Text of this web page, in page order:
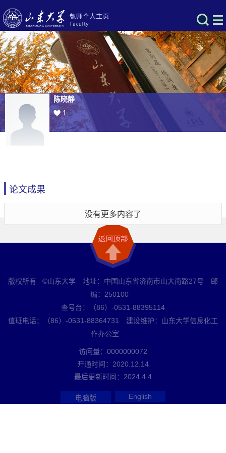
陈晓静
1
论文成果
没有更多内容了
版权所有 ©山东大学 地址：中国山东省济南市山大南路27号 邮
编：250100
查号台：（86）-0531-88395114
值班电话：（86）-0531-88364731 建设维护：山东大学信息化工
作办公室
访问量： 0000000072
开通时间： 2020 12 14
最后更新时间： 2024 4 4
电脑版 English